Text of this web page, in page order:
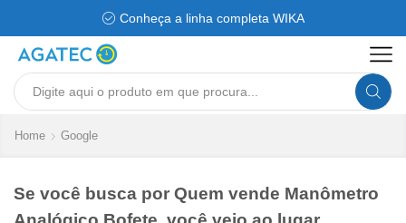
Conheça a linha completa WIKA
Search
Home Google
Se você busca por Quem vende Manômetro